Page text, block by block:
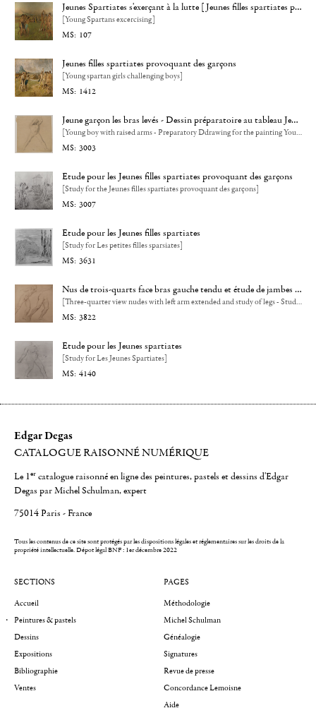
Jeunes Spartiates s'exerçant à la lutte [Jeunes filles spartiates provoquant des garçons]
[Young Spartans excercising]
107
Jeunes filles spartiates provoquant des garçons
[Young spartan girls challenging boys]
1412
Jeune garçon les bras levés - Dessin préparatoire au tableau Jeunes filles spartiates s'exerçant
[Young boy with raised arms - Preparatory Ddrawing for the painting Young Spartan Girls Exercising]
3003
Etude pour les Jeunes filles spartiates provoquant des garçons
[Study for the Jeunes filles spartiates provoquant des garçons]
3007
Etude pour les Jeunes filles spartiates
[Study for Les petites filles sparsiates]
3631
Nus de trois-quarts face bras gauche tendu et étude de jambes - Etude pour les Jeunes filles spartiates
[Three-quarter view nudes with left arm extended and study of legs - Study for Les Jeunes spartiates]
3822
Etude pour les Jeunes spartiates
[Study for Les Jeunes Spartiates]
4140
Edgar Degas
CATALOGUE RAISONNÉ NUMÉRIQUE
Le 1er catalogue raisonné en ligne des peintures, pastels et dessins d'Edgar
Degas par Michel Schulman, expert
75014 Paris - France
Tous les contenus de ce site sont protégés par les dispositions légales et réglementaires sur les droits de la
propriété intellectuelle.Dépot légal BNF : 1er décembre 2022
SECTIONS
Accueil
Peintures & pastels
Dessins
Expositions
Bibliographie
Ventes
PAGES
Méthodologie
Michel Schulman
Généalogie
Signatures
Revue de presse
Concordance Lemoisne
Aide